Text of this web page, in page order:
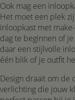
Ook mag een
Het moet een plek
inloopkast met
dag te beginnen of
daar een stijlvolle
één blik of je outfit
Design draait om de
verlichting die jouw